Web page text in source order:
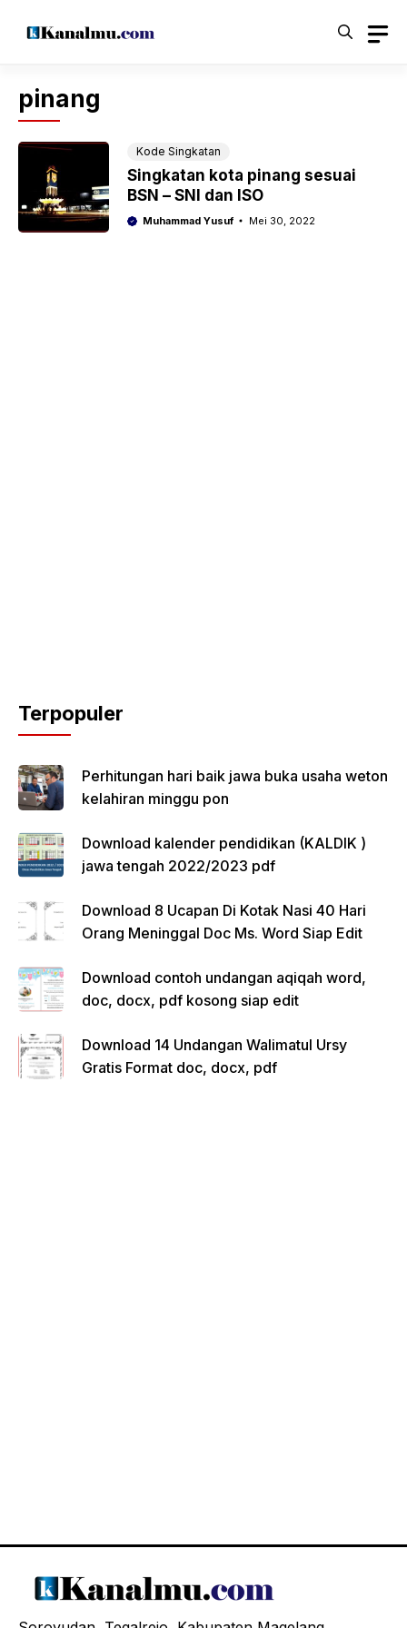
pinang
Kode Singkatan
Singkatan kota pinang sesuai
BSN – SNI dan ISO
Muhammad Yusuf Mei 30, 2022
Terpopuler
Perhitungan hari baik jawa buka usaha weton
kelahiran minggu pon
Download kalender pendidikan (KALDIK )
jawa tengah 2022/2023 pdf
Download 8 Ucapan Di Kotak Nasi 40 Hari
Orang Meninggal Doc Ms. Word Siap Edit
Download contoh undangan aqiqah word,
doc, docx, pdf kosong siap edit
Download 14 Undangan Walimatul Ursy
Gratis Format doc, docx, pdf